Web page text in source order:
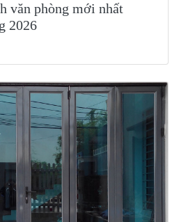
văn phòng mới nhất
2026